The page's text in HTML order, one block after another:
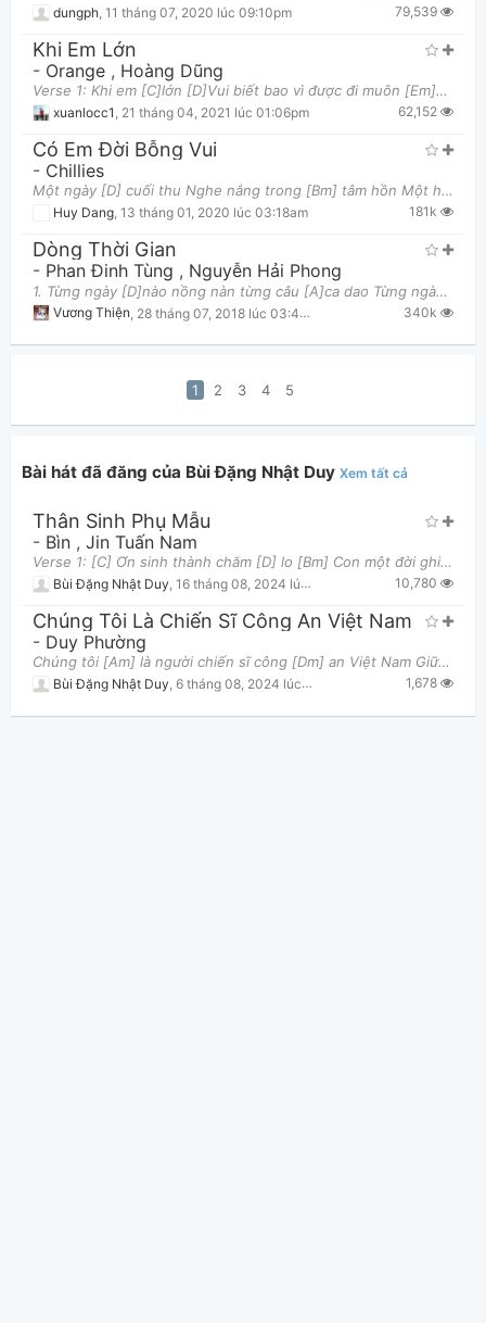
dungph 11 tháng 07, 2020 lúc 09:10pm 79,539
Khi Em Lớn
- Orange , Hoàng Dũng
Verse 1: Khi em [C]lớn [D]Vui biết bao vì được đi muôn [Em]nơi [D]Không phải đi về nhà trước [C]
xuanlocc1 21 tháng 04, 2021 lúc 01:06pm 62,152
Có Em Đời Bỗng Vui
- Chillies
Một ngày [D] cuối thu Nghe nắng trong [Bm] tâm hồn Một hình [Em] bóng ai kia gọi mời Một [G] trá
Huy Dang, 13 tháng 01, 2020 lúc 03:18am 181k
Dòng Thời Gian
- Phan Đinh Tùng , Nguyễn Hải Phong
1. Từng ngày [D]nào nồng nàn từng câu [A]ca dao Từng ngày lặng lẽ sống [G]với kỷ niệm ngọt ngào B
Vương Thiện 28 tháng 07, 2018 lúc 03:42am 340k
1 2 3 4 5
Bài hát đã đăng của Bùi Đặng Nhật Duy Xem tất cả
Thân Sinh Phụ Mẫu
- Bìn , Jin Tuấn Nam
Verse 1: [C] Ơn sinh thành chăm [D] lo [Bm] Ϲon một đời ghi [Em] nhớ [Am] Ɓâу giờ lão [D] nhân mắ
Bùi Đặng Nhật Duy 16 tháng 08, 2024 lúc 01:54pm 10,780
Chúng Tôi Là Chiến Sĩ Công An Việt Nam
- Duy Phường
Chúng tôi [Am] là người chiến sĩ công [Dm] an Việt Nam Giữ thanh [F] bình yên [G] vui cuộc [C] sống
Bùi Đặng Nhật Duy 6 tháng 08, 2024 lúc 09:05pm 1,678